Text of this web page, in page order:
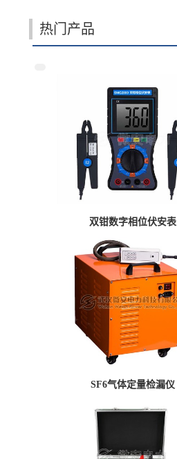
热门产品
双钳数字相位伏安表
SF6气体定量检漏仪